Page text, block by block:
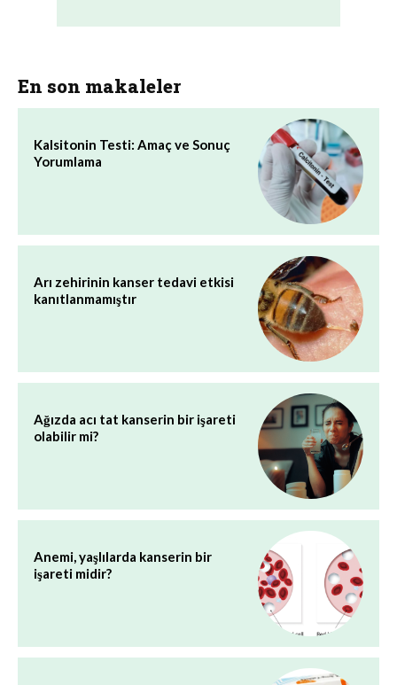
En son makaleler
Kalsitonin Testi: Amaç ve Sonuç
Yorumlama
Arı zehirinin kanser tedavi etkisi
kanıtlanmamıştır
Ağızda acı tat kanserin bir işareti
olabilir mi?
Anemi, yaşlılarda kanserin bir
işareti midir?